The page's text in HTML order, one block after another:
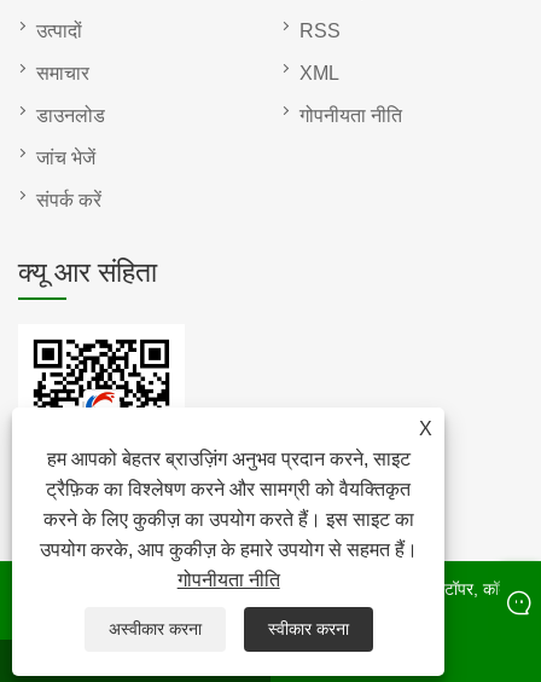
X
हम आपको बेहतर ब्राउज़िंग अनुभव प्रदान करने, साइट
ट्रैफ़िक का विश्लेषण करने और सामग्री को वैयक्तिकृत
करने के लिए कुकीज़ का उपयोग करते हैं। इस साइट का
उपयोग करके, आप कुकीज़ के हमारे उपयोग से सहमत हैं।
गोपनीयता नीति
अस्वीकार करना स्वीकार करना
उत्पादों
समाचार
डाउनलोड
जांच भेजें
संपर्क करें
RSS
XML
गोपनीयता नीति
क्यू आर संहिता
कॉपीराइट © 2022 रेबोन टेक्नोलॉजी कंपनी लिमिटेड - कॉर्क पैड, कॉर्क स्टॉपर, कॉर्क
रोल - सर्वाधिकार सुरक्षित।